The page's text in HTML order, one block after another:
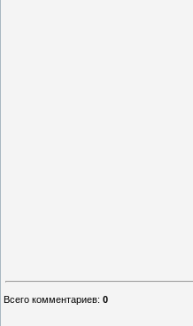
Всего комментариев: 0